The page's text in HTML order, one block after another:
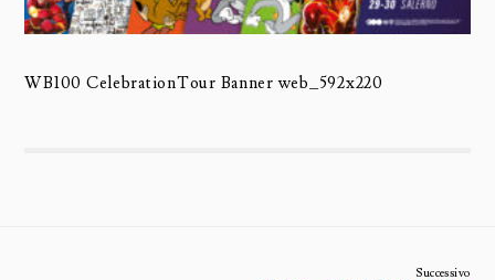
WB100 CelebrationTour Banner web_592x220